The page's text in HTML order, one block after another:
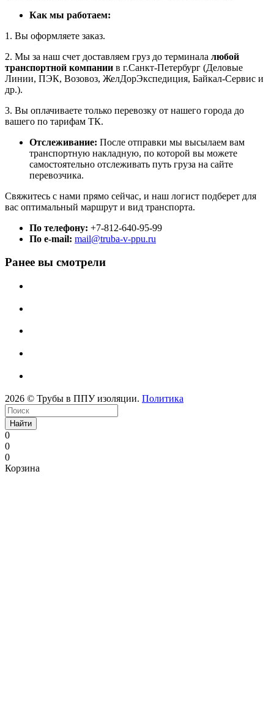
Как мы работаем:
1. Вы оформляете заказ.
2. Мы за наш счет доставляем груз до терминала любой
транспортной компании в г.Санкт-Петербург (Деловые
Линии, ПЭК, Возовоз, ЖелДорЭкспедиция, Байкал-Сервис и
др.).
3. Вы оплачиваете только перевозку от нашего города до
вашего по тарифам ТК.
Отслеживание: После отправки мы высылаем вам
транспортную накладную, по которой вы можете
самостоятельно отслеживать путь груза на сайте
перевозчика.
Свяжитесь с нами прямо сейчас, и наш логист подберет для
вас оптимальный маршрут и вид транспорта.
По телефону: +7-812-640-95-99
По e-mail: mail@truba-v-ppu.ru
Ранее вы смотрели
2026 © Трубы в ППУ изоляции. Политика
Найти
0
0
0
Корзина